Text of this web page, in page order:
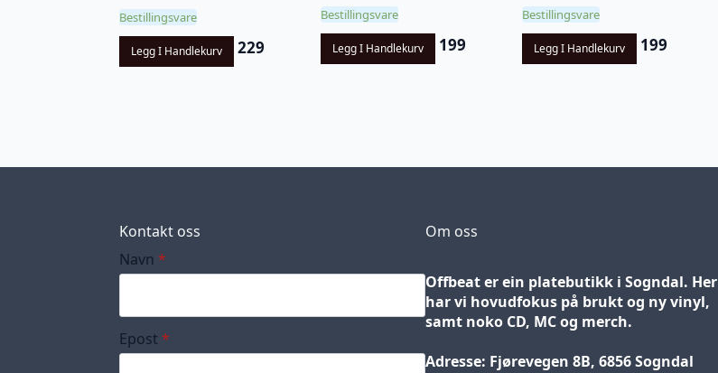
Bestillingsvare
Legg I Handlekurv 229
Bestillingsvare
Legg I Handlekurv 199
Bestillingsvare
Legg I Handlekurv 199
Kontakt oss
Navn *
Epost *
Om oss
Offbeat er ein platebutikk i Sogndal. Her
har vi hovudfokus på brukt og ny vinyl,
samt noko CD, MC og merch.
Adresse: Fjørevegen 8B, 6856 Sogndal